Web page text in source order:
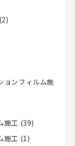
(2)
ョンフィルム施
施工 (39)
施工 (1)